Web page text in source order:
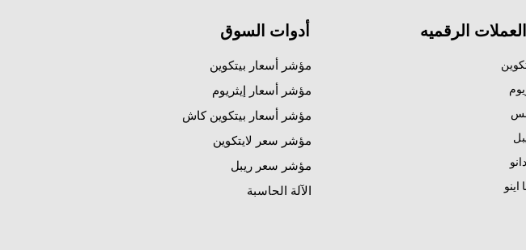
الرقميه
اينو
أدوات السوق
مؤشر أسعار بيتكوين
مؤشر أسعار إيثريوم
مؤشر أسعار بيتكوين كاش
مؤشر سعر لايتكوين
مؤشر سعر ريبل
الآلة الحاسبة